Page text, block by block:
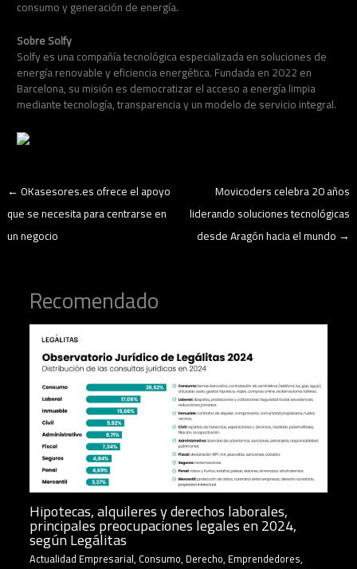
consumo y generación de energía.
Sobre Solfy
Solfy es una compañía tecnológica especializada en soluciones de
energía renovable y eficiencia energética. Fundada en 2022 en
Barcelona, su misión es democratizar el acceso a energía limpia
mediante tecnología, transparencia y un modelo de servicio integral.
←OKasesores.es ofrece el apoyo
que se necesita para centrarse en
un negocio
Movicoders celebra 20 años
liderando soluciones tecnológicas
desde Aragón hacia el mundo →
Recomendado
Hipotecas, alquileres y derechos laborales,
principales preocupaciones legales en 2024,
según Legálitas
Actualidad Empresarial, Consumo, Derecho, Emprendedores,